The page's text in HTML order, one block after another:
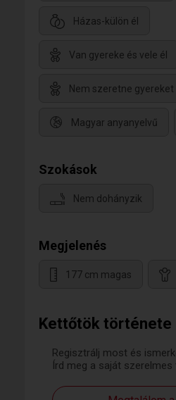
Kettőtök története
Regisztrálj most és
Írd meg a saját
Házas-külön él
Van gyereke és vele él
Nem szeretne gyereket
Magyar anyanyelvű
Szokások
Nem dohányzik
Megjelenés
177 cm magas